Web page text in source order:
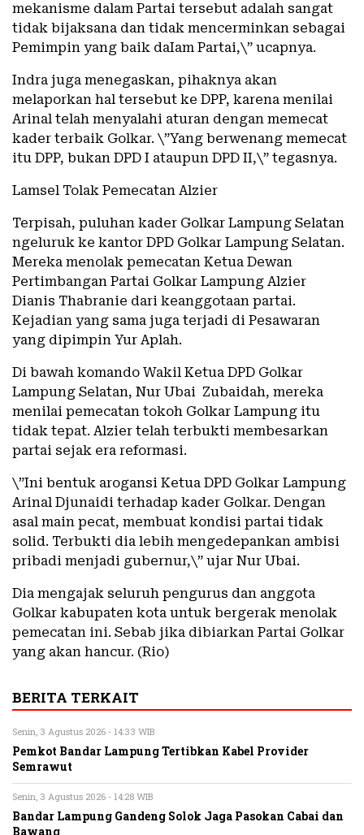
mekanisme dalam Partai tersebut adalah sangat
tidak bijaksana dan tidak mencerminkan sebagai
Pemimpin yang baik daIam Partai,\” ucapnya.
Indra juga menegaskan, pihaknya akan
melaporkan hal tersebut ke DPP, karena menilai
Arinal telah menyalahi aturan dengan memecat
kader terbaik Golkar. \”Yang berwenang memecat
itu DPP, bukan DPD I ataupun DPD II,\” tegasnya.
Lamsel Tolak Pemecatan Alzier
Terpisah, puluhan kader Golkar Lampung Selatan
ngeluruk ke kantor DPD Golkar Lampung Selatan.
Mereka menolak pemecatan Ketua Dewan
Pertimbangan Partai Golkar Lampung Alzier
Dianis Thabranie dari keanggotaan partai.
Kejadian yang sama juga terjadi di Pesawaran
yang dipimpin Yur Aplah.
Di bawah komando Wakil Ketua DPD Golkar
Lampung Selatan, Nur Ubai Zubaidah, mereka
menilai pemecatan tokoh Golkar Lampung itu
tidak tepat. Alzier telah terbukti membesarkan
partai sejak era reformasi.
\”Ini bentuk arogansi Ketua DPD Golkar Lampung
Arinal Djunaidi terhadap kader Golkar. Dengan
asal main pecat, membuat kondisi partai tidak
solid. Terbukti dia lebih mengedepankan ambisi
pribadi menjadi gubernur,\” ujar Nur Ubai.
Dia mengajak seluruh pengurus dan anggota
Golkar kabupaten kota untuk bergerak menolak
pemecatan ini. Sebab jika dibiarkan Partai Golkar
yang akan hancur. (Rio)
BERITA TERKAIT
Senin, 3 Agustus 2026 - 14:33 WIB
Pemkot Bandar Lampung Tertibkan Kabel Provider
Semrawut
Senin, 3 Agustus 2026 - 14:28 WIB
Bandar Lampung Gandeng Solok Jaga Pasokan Cabai dan